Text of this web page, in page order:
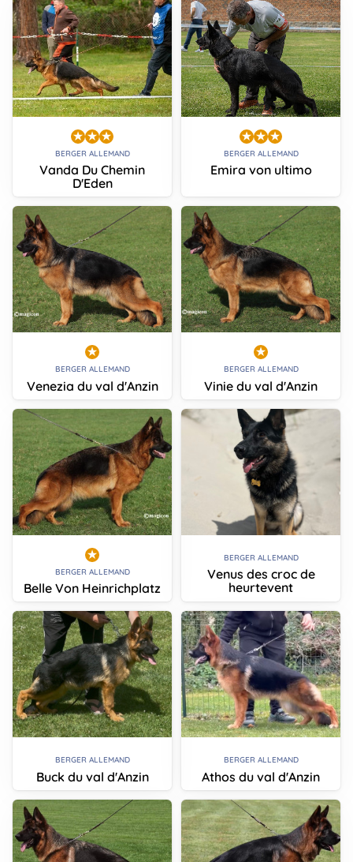
BERGER ALLEMAND
Vanda Du Chemin
D'Eden
BERGER ALLEMAND
Emira von ultimo
BERGER ALLEMAND
Venezia du val d'Anzin
BERGER ALLEMAND
Vinie du val d'Anzin
BERGER ALLEMAND
Belle Von Heinrichplatz
BERGER ALLEMAND
Venus des croc de
heurtevent
BERGER ALLEMAND
Buck du val d'Anzin
BERGER ALLEMAND
Athos du val d'Anzin